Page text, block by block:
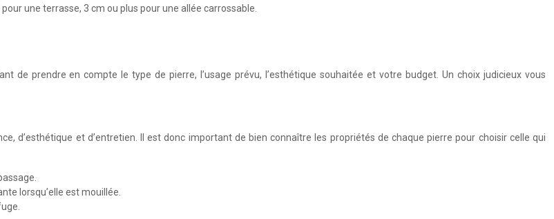
une terrasse, 3 cm ou plus pour une allée carrossable.
de prendre en compte le type de pierre, l’usage prévu, l’esthétique souhaitée et votre budget. Un choix judicieux vous
d’esthétique et d’entretien. Il est donc important de bien connaître les propriétés de chaque pierre pour choisir celle qui
lorsqu’elle est mouillée.